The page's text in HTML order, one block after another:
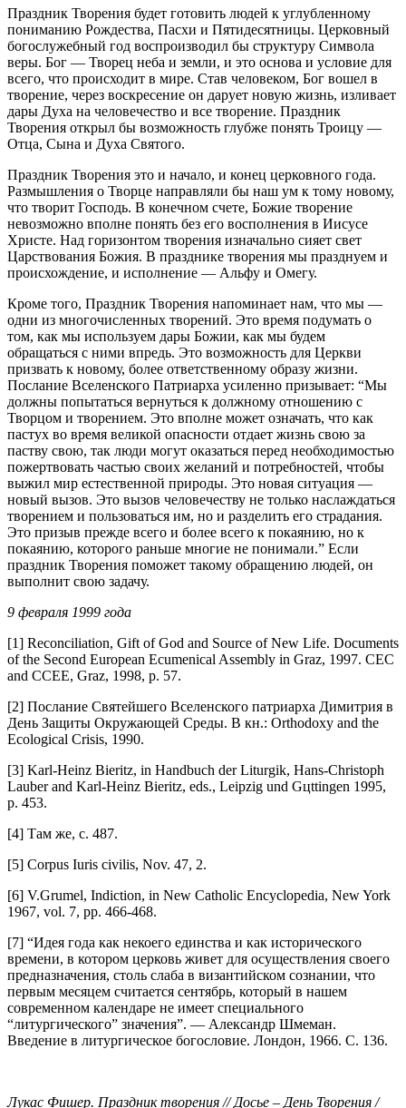
Праздник Творения будет готовить людей к углубленному
пониманию Рождества, Пасхи и Пятидесятницы. Церковный
богослужебный год воспроизводил бы структуру Символа
веры. Бог — Творец неба и земли, и это основа и условие для
всего, что происходит в мире. Став человеком, Бог вошел в
творение, через воскресение он дарует новую жизнь, изливает
дары Духа на человечество и все творение. Праздник
Творения открыл бы возможность глубже понять Троицу —
Отца, Сына и Духа Святого.
Праздник Творения это и начало, и конец церковного года.
Размышления о Творце направляли бы наш ум к тому новому,
что творит Господь. В конечном счете, Божие творение
невозможно вполне понять без его восполнения в Иисусе
Христе. Над горизонтом творения изначально сияет свет
Царствования Божия. В празднике творения мы празднуем и
происхождение, и исполнение — Альфу и Омегу.
Кроме того, Праздник Творения напоминает нам, что мы —
одни из многочисленных творений. Это время подумать о
том, как мы используем дары Божии, как мы будем
обращаться с ними впредь. Это возможность для Церкви
призвать к новому, более ответственному образу жизни.
Послание Вселенского Патриарха усиленно призывает: “Мы
должны попытаться вернуться к должному отношению с
Творцом и творением. Это вполне может означать, что как
пастух во время великой опасности отдает жизнь свою за
паству свою, так люди могут оказаться перед необходимостью
пожертвовать частью своих желаний и потребностей, чтобы
выжил мир естественной природы. Это новая ситуация —
новый вызов. Это вызов человечеству не только наслаждаться
творением и пользоваться им, но и разделить его страдания.
Это призыв прежде всего и более всего к покаянию, но к
покаянию, которого раньше многие не понимали.” Если
праздник Творения поможет такому обращению людей, он
выполнит свою задачу.
9 февраля 1999 года
[1] Reconciliation, Gift of God and Source of New Life. Documents
of the Second European Ecumenical Assembly in Graz, 1997. CEC
and CCEE, Graz, 1998, p. 57.
[2] Послание Святейшего Вселенского патриарха Димитрия в
День Защиты Окружающей Среды. В кн.: Orthodoxy and the
Ecological Crisis, 1990.
[3] Karl-Heinz Bieritz, in Handbuch der Liturgik, Hans-Christoph
Lauber and Karl-Heinz Bieritz, eds., Leipzig und Gцttingen 1995,
p. 453.
[4] Там же, с. 487.
[5] Corpus Iuris civilis, Nov. 47, 2.
[6] V.Grumel, Indiction, in New Catholic Encyclopedia, New York
1967, vol. 7, pp. 466-468.
[7] “Идея года как некоего единства и как исторического
времени, в котором церковь живет для осуществления своего
предназначения, столь слаба в византийском сознании, что
первым месяцем считается сентябрь, который в нашем
современном календаре не имеет специального
“литургического” значения”. — Александр Шмеман.
Введение в литургическое богословие. Лондон, 1966. С. 136.
Лукас Фишер. Праздник творения // Досье – День Творения /